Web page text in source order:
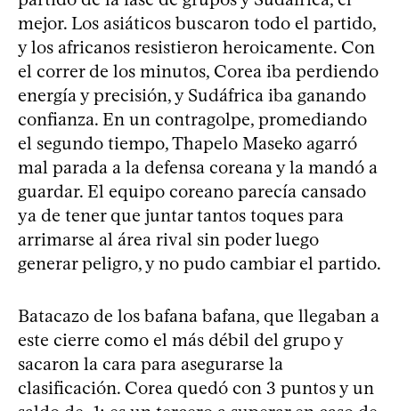
mejor. Los asiáticos buscaron todo el partido,
y los africanos resistieron heroicamente. Con
el correr de los minutos, Corea iba perdiendo
energía y precisión, y Sudáfrica iba ganando
confianza. En un contragolpe, promediando
el segundo tiempo, Thapelo Maseko agarró
mal parada a la defensa coreana y la mandó a
guardar. El equipo coreano parecía cansado
ya de tener que juntar tantos toques para
arrimarse al área rival sin poder luego
generar peligro, y no pudo cambiar el partido.
Batacazo de los bafana bafana, que llegaban a
este cierre como el más débil del grupo y
sacaron la cara para asegurarse la
clasificación. Corea quedó con 3 puntos y un